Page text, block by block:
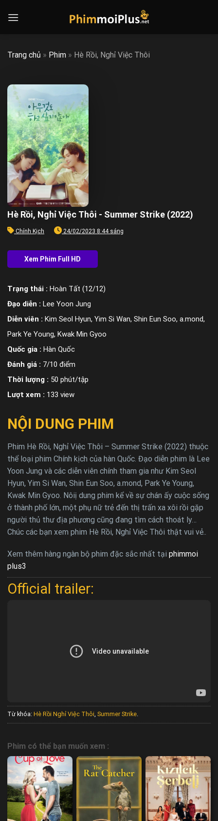
Trang chủ » Phim » Hè Rồi, Nghỉ Việc Thôi
Hè Rồi, Nghỉ Việc Thôi - Summer Strike (2022)
Chính Kịch 24/02/2023 8:44 sáng
Trạng thái : Hoàn Tất (12/12)
Đạo diễn : Lee Yoon Jung
Diễn viên : Kim Seol Hyun, Yim Si Wan, Shin Eun Soo, a.mond,
Park Ye Young, Kwak Min Gyoo
Quốc gia : Hàn Quốc
Đánh giá : 7/10 điểm
Thời lượng : 50 phút/tập
Lượt xem : 133 view
NỘI DUNG PHIM
Phim Hè Rồi, Nghỉ Việc Thôi – Summer Strike (2022) thuộc
thể loại phim Chính kịch của hàn Quốc. Đạo diễn phim là Lee
Yoon Jung và các diễn viên chính tham gia như Kim Seol
Hyun, Yim Si Wan, Shin Eun Soo, a.mond, Park Ye Young,
Kwak Min Gyoo. Nôiị dung phim kể về sự chán ấy cuộc sống
ở thành phố lớn, một phụ nữ trẻ đến thị trấn xa xôi rồi gặp
người thủ thư địa phương cũng đang tìm cách thoát ly…
Chúc các bạn xem phim Hè Rồi, Nghỉ Việc Thôi thật vui vẻ..
Xem thêm hàng ngàn bộ phim đặc sắc nhất tại phimmoi
plus3
Official trailer:
Từ khóa: Hè Rồi Nghỉ Việc Thôi, Summer Strike.
Phim có thể bạn muốn xem :